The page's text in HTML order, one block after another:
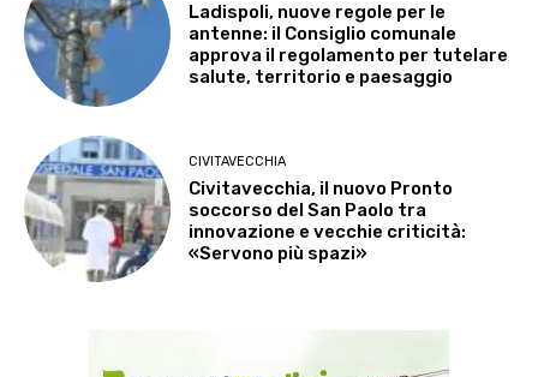
Ladispoli, nuove regole per le
antenne: il Consiglio comunale
approva il regolamento per tutelare
salute, territorio e paesaggio
CIVITAVECCHIA
Civitavecchia, il nuovo Pronto
soccorso del San Paolo tra
innovazione e vecchie criticità:
«Servono più spazi»